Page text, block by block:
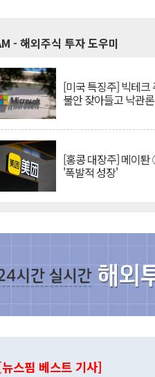
- 해외주식 투자 도우미
[미국 특징주] 빅테크
불안 잦아들고 낙관
[홍콩 대장주] 메이
'폭발적 성장'
스핌 베스트 기사]